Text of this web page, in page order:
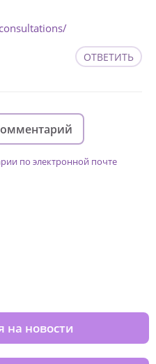
ОТВЕТИТЬ
по электронной почте
на новости